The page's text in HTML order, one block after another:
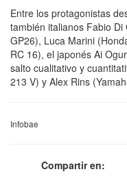
Entre los protagonistas
también italianos Fabio
GP26), Luca Marini
RC 16), el japonés Ai
salto cualitativo y
213 V) y Alex Rins
Infobae
Compartir en: